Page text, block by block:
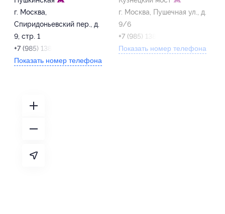
г. Москва,
Спиридоньевский пер., д.
9, стр. 1
+7 (985) 138-13-73
Показать номер телефона
г. Москва, Пушечная ул., д.
9/6
+7 (985) 138-13-73
Показать номер телефона